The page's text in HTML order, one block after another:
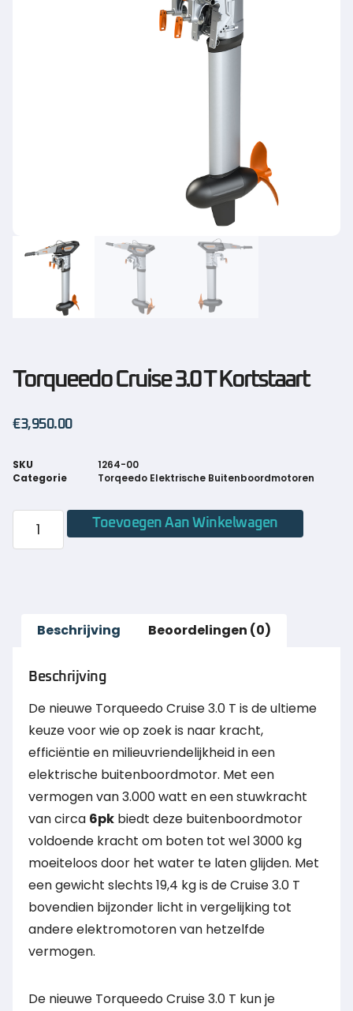
Torqueedo Cruise 3.0 T Kortstaart
€3,950.00
SKU
1264-00
Categorie
Torqeedo Elektrische Buitenboordmotoren
Toevoegen Aan Winkelwagen
Beschrijving Beoordelingen (0)
Beschrijving
De nieuwe Torqueedo Cruise 3.0 T is de ultieme
keuze voor wie op zoek is naar kracht,
efficiëntie en milieuvriendelijkheid in een
elektrische buitenboordmotor. Met een
vermogen van 3.000 watt en een stuwkracht
van circa 6pk biedt deze buitenboordmotor
voldoende kracht om boten tot wel 3000 kg
moeiteloos door het water te laten glijden. Met
een gewicht slechts 19,4 kg is de Cruise 3.0 T
bovendien bijzonder licht in vergelijking tot
andere elektromotoren van hetzelfde
vermogen.
De nieuwe Torqueedo Cruise 3.0 T kun je